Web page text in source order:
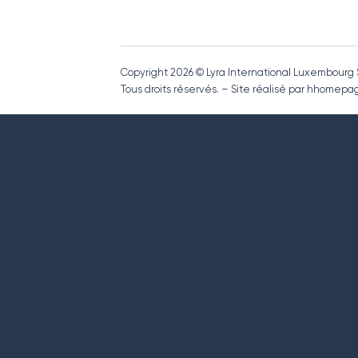
Copyright 2026 © Lyra International Luxembourg
Tous droits réservés. – Site réalisé par